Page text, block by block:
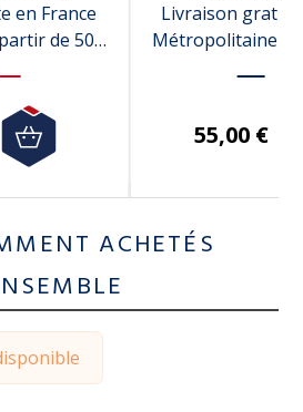
en France
de 50€
Livraison
Métropolitaine à
55,00 €
ACHETÉS